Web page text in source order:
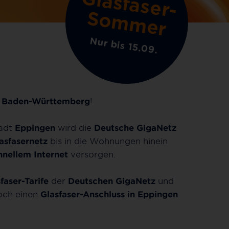
S
r
Nur bis 15.09.
Baden-Württemberg!
Eppingen wird die Deutsche GigaNetz
bis in die Wohnungen hinein
Internet versorgen.
Tarife der Deutschen GigaNetz und
einen Glasfaser-Anschluss in Eppingen